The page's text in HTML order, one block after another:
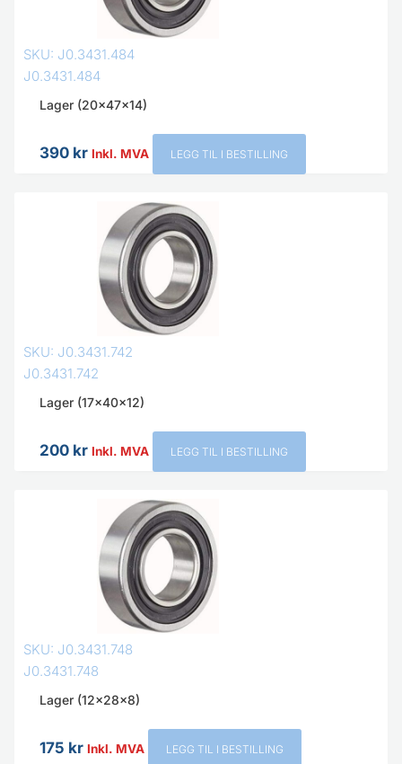
SKU: J0.3431.484
J0.3431.484
Lager (20x47x14)
390 kr Inkl. MVA LEGG TIL I BESTILLING
SKU: J0.3431.742
J0.3431.742
Lager (17x40x12)
200 kr Inkl. MVA LEGG TIL I BESTILLING
SKU: J0.3431.748
J0.3431.748
Lager (12x28x8)
175 kr Inkl. MVA LEGG TIL I BESTILLING